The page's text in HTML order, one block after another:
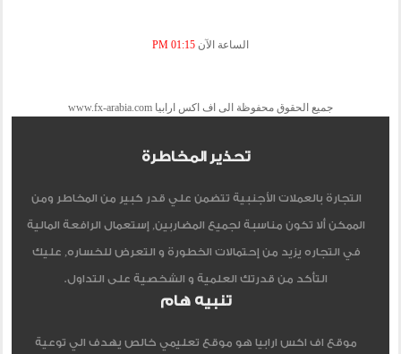
الساعة الآن 01:15 PM
جميع الحقوق محفوظة الى اف اكس ارابيا www.fx-arabia.com
تحذير المخاطرة
التجارة بالعملات الأجنبية تتضمن علي قدر كبير من المخاطر ومن
الممكن ألا تكون مناسبة لجميع المضاربين, إستعمال الرافعة المالية
في التجاره يزيد من إحتمالات الخطورة و التعرض للخساره, عليك
التأكد من قدرتك العلمية و الشخصية على التداول.
تنبيه هام
موقع اف اكس ارابيا هو موقع تعليمي خالص يهدف الي توعية